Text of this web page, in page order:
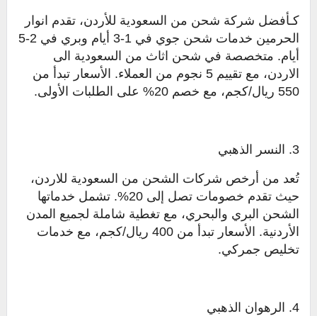
كـأفضل شركة شحن من السعودية للأردن، تقدم انوار
الحرمين خدمات شحن جوي في 1-3 أيام وبري في 2-5
أيام. متخصصة في شحن اثاث من السعودية الى
الاردن، مع تقييم 5 نجوم من العملاء. الأسعار تبدأ من
550 ريال/كجم، مع خصم 20% على الطلبات الأولى.
3. النسر الذهبي
تُعد من أرخص شركات الشحن من السعودية للاردن،
حيث تقدم خصومات تصل إلى 20%. تشمل خدماتها
الشحن البري والبحري، مع تغطية شاملة لجميع المدن
الأردنية. الأسعار تبدأ من 400 ريال/كجم، مع خدمات
تخليص جمركي.
4. الرهوان الذهبي